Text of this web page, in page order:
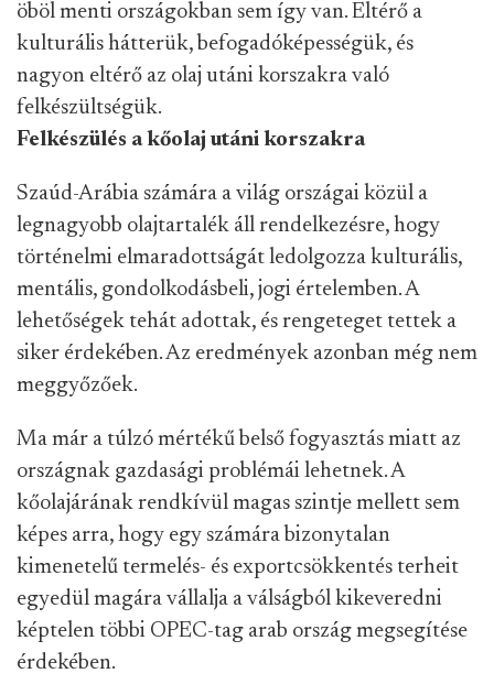
öböl menti országokban sem így van. Eltérő a
kulturális hátterük, befogadóképességük, és
nagyon eltérő az olaj utáni korszakra való
felkészültségük.
Felkészülés a kőolaj utáni korszakra
Szaúd-Arábia számára a világ országai közül a
legnagyobb olajtartalék áll rendelkezésre, hogy
történelmi elmaradottságát ledolgozza kulturális,
mentális, gondolkodásbeli, jogi értelemben. A
lehetőségek tehát adottak, és rengeteget tettek a
siker érdekében. Az eredmények azonban még nem
meggyőzőek.
Ma már a túlzó mértékű belső fogyasztás miatt az
országnak gazdasági problémái lehetnek. A
kőolajárának rendkívül magas szintje mellett sem
képes arra, hogy egy számára bizonytalan
kimenetelű termelés- és exportcsökkentés terheit
egyedül magára vállalja a válságból kikeveredni
képtelen többi OPEC-tag arab ország megsegítése
érdekében.